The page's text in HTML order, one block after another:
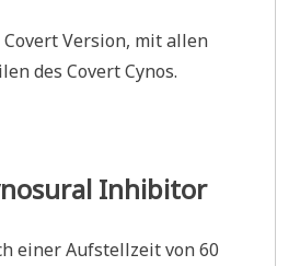
Covert Version, mit allen
des Covert Cynos.
Inhibitor
einer Aufstellzeit von 60